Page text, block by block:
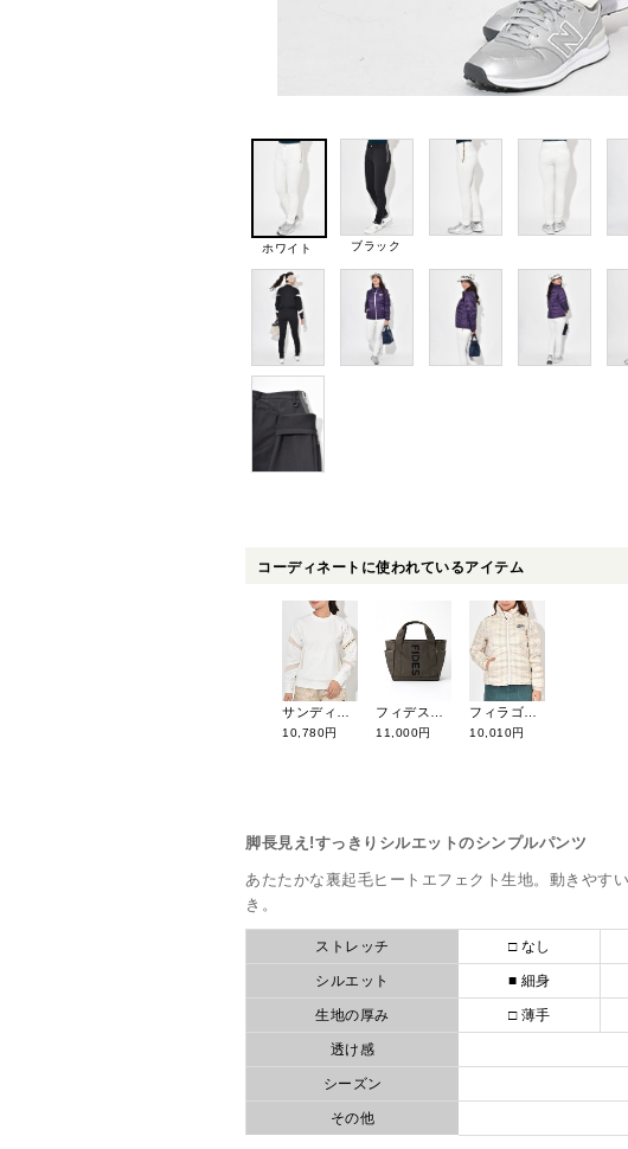
ホワイト ブラック
コーディネートに使われているアイテム
10,780円 11,000円 10,010円
脚長見え!すっきりシルエットのシンプルパンツ
あたたかな裏起毛ヒートエフェクト生地。動きやす
き。
ストレッチ □ なし
シルエット ■ 細身
生地の厚み □ 薄手
透け感
シーズン
その他